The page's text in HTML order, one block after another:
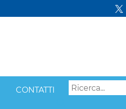
CONTATTI